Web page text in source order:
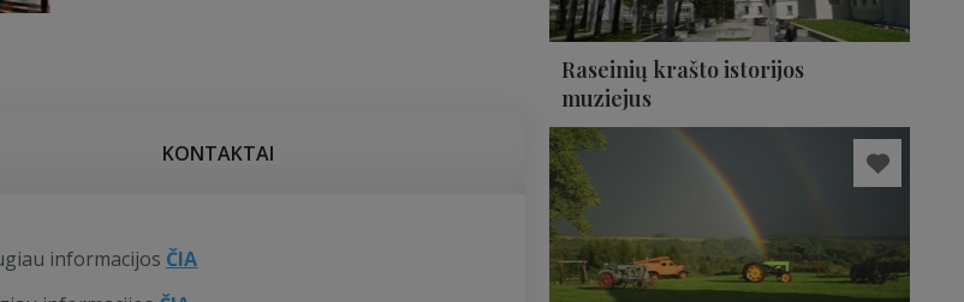
KONTAKTAI
informacijos ČIA
Raseinių krašto istorijos
muziejus